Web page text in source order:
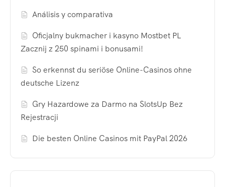
Análisis y comparativa
Oficjalny bukmacher i kasyno Mostbet PL
Zacznij z 250 spinami i bonusami!
So erkennst du seriöse Online-Casinos ohne
deutsche Lizenz
Gry Hazardowe za Darmo na SlotsUp Bez
Rejestracji
Die besten Online Casinos mit PayPal 2026